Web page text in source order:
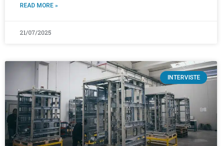
READ MORE »
21/07/2025
INTERVISTE